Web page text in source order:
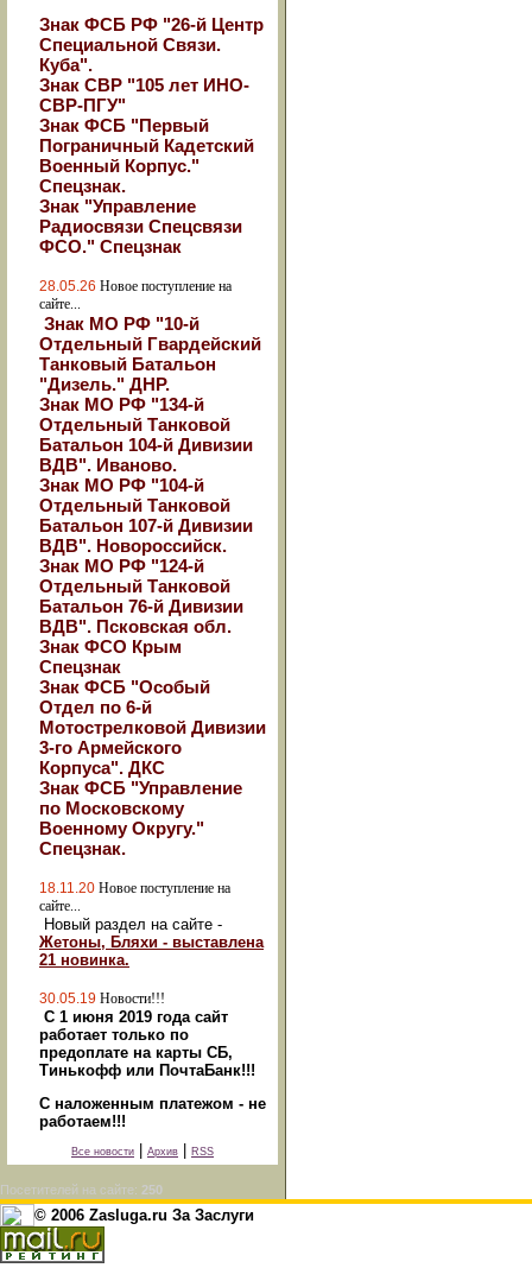
Знак ФСБ РФ "26-й Центр
Специальной Связи.
Куба".
Знак СВР "105 лет ИНО-
СВР-ПГУ"
Знак ФСБ "Первый
Пограничный Кадетский
Военный Корпус."
Спецзнак.
Знак "Управление
Радиосвязи Спецсвязи
ФСО." Спецзнак
28.05.26 Новое поступление на
сайте...
Знак МО РФ "10-й
Отдельный Гвардейский
Танковый Батальон
"Дизель." ДНР.
Знак МО РФ "134-й
Отдельный Танковой
Батальон 104-й Дивизии
ВДВ". Иваново.
Знак МО РФ "104-й
Отдельный Танковой
Батальон 107-й Дивизии
ВДВ". Новороссийск.
Знак МО РФ "124-й
Отдельный Танковой
Батальон 76-й Дивизии
ВДВ". Псковская обл.
Знак ФСО Крым
Спецзнак
Знак ФСБ "Особый
Отдел по 6-й
Мотострелковой Дивизии
3-го Армейского
Корпуса". ДКС
Знак ФСБ "Управление
по Московскому
Военному Округу."
Спецзнак.
18.11.20 Новое поступление на
сайте...
Новый раздел на сайте -
Жетоны, Бляхи - выставлена
21 новинка.
30.05.19 Новости!!!
С 1 июня 2019 года сайт
работает только по
предоплате на карты СБ,
Тинькофф или ПочтаБанк!!!
С наложенным платежом - не
работаем!!!
Все новости Архив RSS
Посетителей на сайте: 250
© 2006 Zasluga.ru За Заслуги